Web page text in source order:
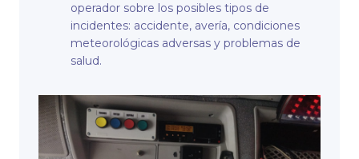
operador sobre los posibles tipos de
incidentes: accidente, avería, condiciones
meteorológicas adversas y problemas de
salud.